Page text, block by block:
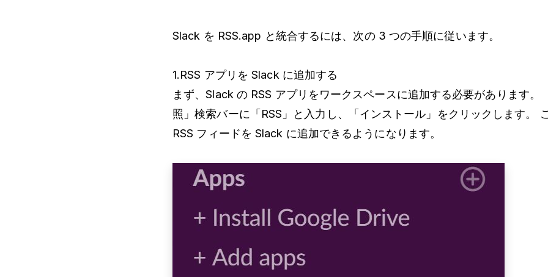
Slack を RSS.app と統合するには、次の 3 つの手順に従います。
1.RSS アプリを Slack に追加する
まず、Slack の RSS アプリをワークスペースに追加する必要があります。
照」検索バーに「RSS」と入力し、「インストール」をクリックします。
RSS フィードを Slack に追加できるようになります。